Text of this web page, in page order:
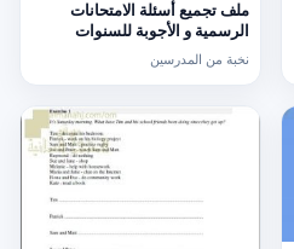
ملف تجميع أسئلة الامتحانات
الرسمية و الأجوبة للسنوات
السابقة الدور الأول (الامتحانات)
التاسع
نخبة من المدرسين